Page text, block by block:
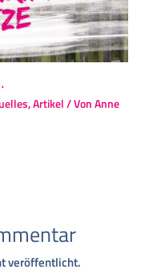
,Artikel/ VonAnne
veröffentlicht.